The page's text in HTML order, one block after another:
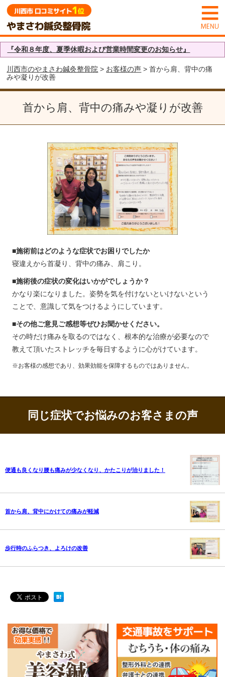
『令和８年度、夏季休暇および営業時間変更のお知らせ』
川西市のやまさわ鍼灸整骨院 > お客様の声 > 首から肩、背中の痛
みや凝りが改善
首から肩、背中の痛みや凝りが改善
■施術前はどのような症状でお困りでしたか
寝違えから首凝り、背中の痛み、肩こり。
■施術後の症状の変化はいかがでしょうか？
かなり楽になりました。姿勢を気を付けないといけないという
ことで、意識して気をつけるようにしています。
■その他ご意見ご感想等ぜひお聞かせください。
その時だけ痛みを取るのではなく、根本的な治療が必要なので
教えて頂いたストレッチを毎日するように心がけています。
※お客様の感想であり、効果効能を保障するものではありません。
同じ症状でお悩みのお客さまの声
便通も良くなり腰も痛みが少なくなり、かたこりが治りました！
首から肩、背中にかけての痛みが軽減
歩行時のふらつき、よろけの改善